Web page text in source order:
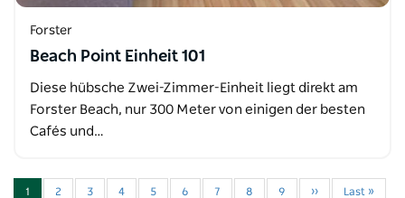
Forster
Beach Point Einheit 101
Diese hübsche Zwei-Zimmer-Einheit liegt direkt am
Forster Beach, nur 300 Meter von einigen der besten
Cafés und…
1 2 3 4 5 6 7 8 9 ›› Last »